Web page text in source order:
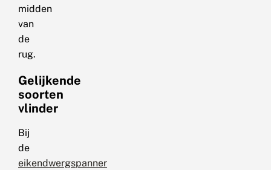
midden
van
de
rug.
Gelijkende
soorten
vlinder
Bij
de
eikendwergspanner